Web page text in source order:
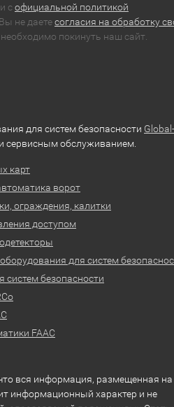
софициальной политикой
Вы не даетесогласия на обработку
необходимо покинуть наш сайт.
для систем безопасности Global-
сервисным обслуживанием.
карт
ворот
ограждения, калитки
доступом
для систем
безопасности
FAAC
вся информация, размещенная на
информационный характер и не